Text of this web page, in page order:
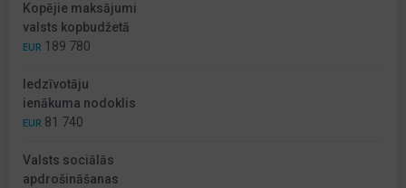
Kopējie maksājumi
valsts kopbudžetā
EUR 189 780
Iedzīvotāju
ienākuma nodoklis
EUR 81 740
Valsts sociālās
apdrošināšanas